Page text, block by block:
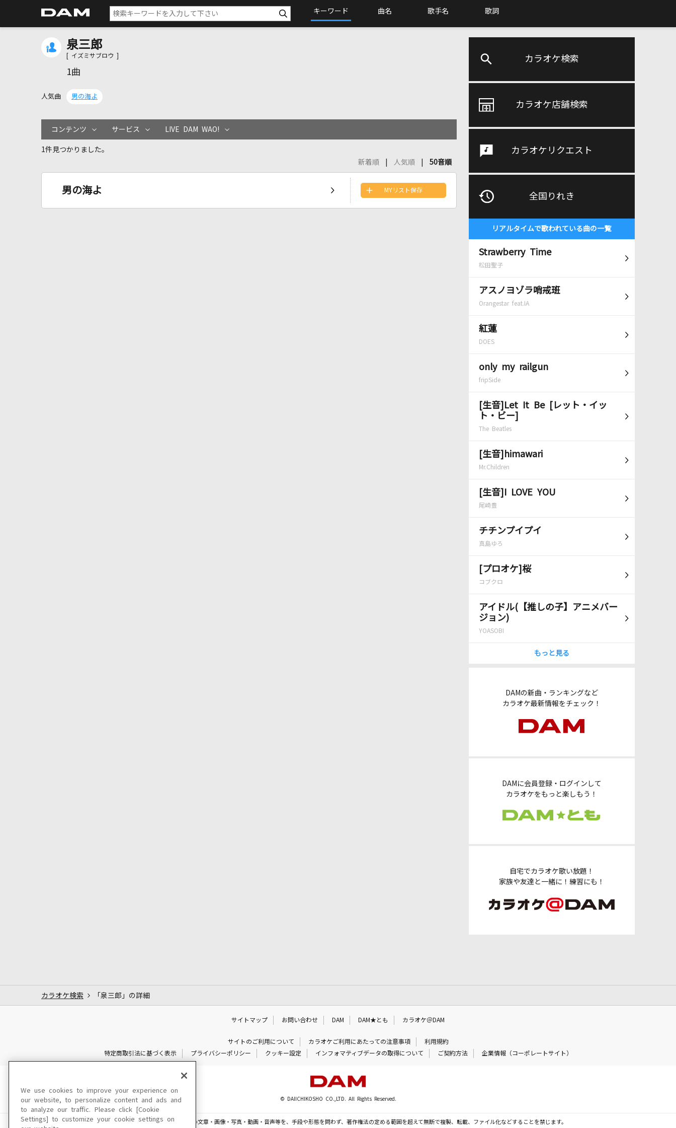
キーワード 曲名 歌手名 歌詞
カラオケ検索
カラオケ店舗検索
カラオケリクエスト
全国りれき
リアルタイムで歌われている曲の一覧
Strawberry Time
松田聖子
アスノヨゾラ哨戒班
Orangestar feat.IA
紅蓮
DOES
only my railgun
fripSide
[生音]Let It Be [レット・イッ
ト・ビー]
The Beatles
[生音]himawari
Mr.Children
[生音]I LOVE YOU
尾崎豊
チチンプイプイ
真島ゆろ
[プロオケ]桜
コブクロ
アイドル(【推しの子】アニメバー
ジョン)
YOASOBI
もっと見る
DAMの新曲・ランキングなど
カラオケ最新情報をチェック！
DAMに会員登録・ログインして
カラオケをもっと楽しもう！
自宅でカラオケ歌い放題！
家族や友達と一緒に！練習にも！
泉三郎
[ イズミサブロウ ]
1曲
人気曲 男の海よ
コンテンツ サービス LIVE DAM WAO!
1件見つかりました。
新着順
人気順 50音順
男の海よ MYリスト保存
カラオケ検索 「泉三郎」の詳細
サイトマップ お問い合わせ DAM DAM★とも カラオケ＠DAM
サイトのご利用について カラオケご利用にあたっての注意事項
利用規約
特定商取引法に基づく表示
プライバシーポリシー クッキー設定 インフォマティブデータの取得について ご契約方法 企業情報（コーポレートサイト）
© DAIICHIKOSHO CO.,LTD. All Rights Reserved.
このサイトに掲載されている一切の文章・画像・写真・動画・音声等を、手段や形態を問わず、著作権法の定める範囲を超えて無断で複製、転載、ファイル化などすることを禁じます。
We use cookies to improve your experience on
our website, to personalize content and ads and
to analyze our traffic. Please click [Cookie
Settings] to customize your cookie settings on